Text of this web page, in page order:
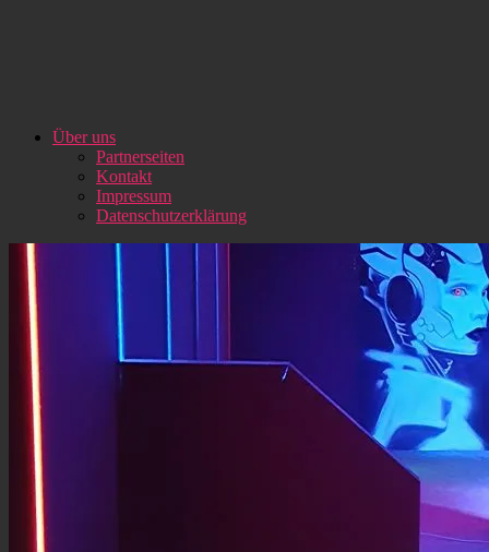
Über uns
Partnerseiten
Kontakt
Impressum
Datenschutzerklärung